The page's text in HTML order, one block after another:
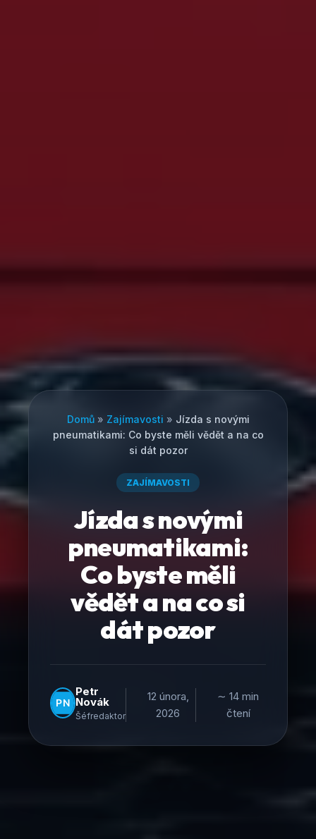
Domů» Zajímavosti » Jízda s novými
pneumatikami: Co byste měli vědět a na co
si dát pozor
ZAJÍMAVOSTI
Jízda s novými
pneumatikami:
Co byste měli
vědět a na co si
dát pozor
Petr
Novák
Šéfredaktor
12 února,
2026
∼ 14 min
čtení